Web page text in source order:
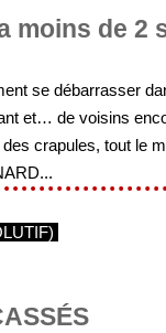
moins de 2
se débarrasser
et… de voisins
crapules, tout le